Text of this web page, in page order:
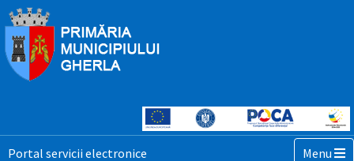
Portal servicii electronice Toggle
Menu